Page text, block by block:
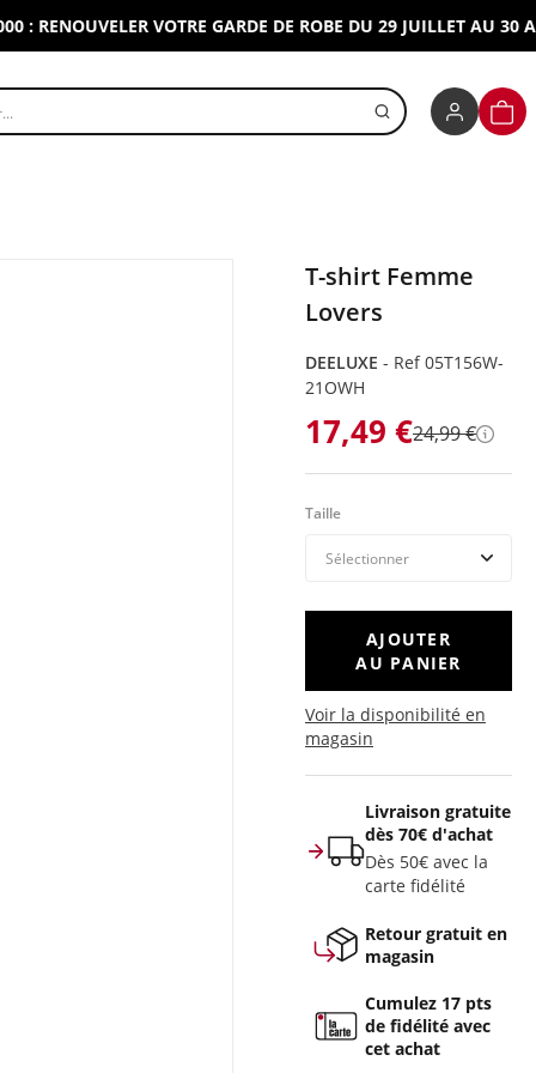
VOTRE GARDE DE ROBE DU 29 JUILLET AU 30
un produit
T-shirt Femme
Lovers
DEELUXE - Ref 05T156W-
21OWH
17,49 €24,99 €
Taille
AJOUTER
AU PANIER
Voir la disponibilité en
magasin
Livraison gratuite
dès 70€ d'achat
Dès 50€ avec la
carte fidélité
Retour gratuit en
magasin
Cumulez 17 pts
de fidélité avec
cet achat